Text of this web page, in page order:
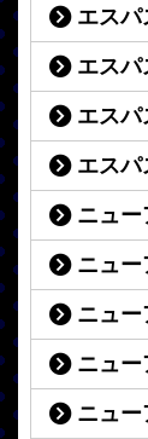
エス
エス
エス
エス
ニュ
ニュ
ニュ
ニュ
ニュ